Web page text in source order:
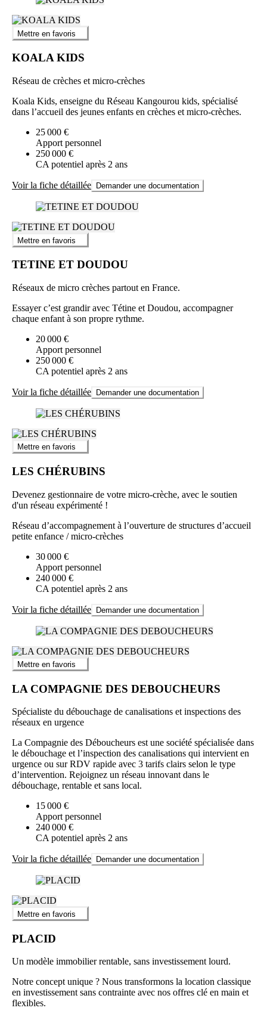
Mettre en favoris
KOALA KIDS
Réseau de crèches et micro-crèches
Koala Kids, enseigne du Réseau Kangourou kids, spécialisé
dans l’accueil des jeunes enfants en crèches et micro-crèches.
25 000 €
Apport personnel
250 000 €
CA potentiel après 2 ans
Voir la fiche détaillée Demander une documentation
Mettre en favoris
TETINE ET DOUDOU
Réseaux de micro crèches partout en France.
Essayer c’est grandir avec Tétine et Doudou, accompagner
chaque enfant à son propre rythme.
20 000 €
Apport personnel
250 000 €
CA potentiel après 2 ans
Voir la fiche détaillée Demander une documentation
Mettre en favoris
LES CHÉRUBINS
Devenez gestionnaire de votre micro-crèche, avec le soutien
d'un réseau expérimenté !
Réseau d’accompagnement à l’ouverture de structures d’accueil
petite enfance / micro-crèches
30 000 €
Apport personnel
240 000 €
CA potentiel après 2 ans
Voir la fiche détaillée Demander une documentation
Mettre en favoris
LA COMPAGNIE DES DEBOUCHEURS
Spécialiste du débouchage de canalisations et inspections des
réseaux en urgence
La Compagnie des Déboucheurs est une société spécialisée dans
le débouchage et l’inspection des canalisations qui intervient en
urgence ou sur RDV rapide avec 3 tarifs clairs selon le type
d’intervention. Rejoignez un réseau innovant dans le
débouchage, rentable et sans local.
15 000 €
Apport personnel
240 000 €
CA potentiel après 2 ans
Voir la fiche détaillée Demander une documentation
Mettre en favoris
PLACID
Un modèle immobilier rentable, sans investissement lourd.
Notre concept unique ? Nous transformons la location classique
en investissement sans contrainte avec nos offres clé en main et
flexibles.